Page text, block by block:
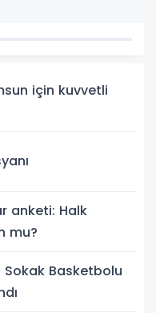
için kuvvetli
anketi: Halk
mu?
Sokak Basketbolu